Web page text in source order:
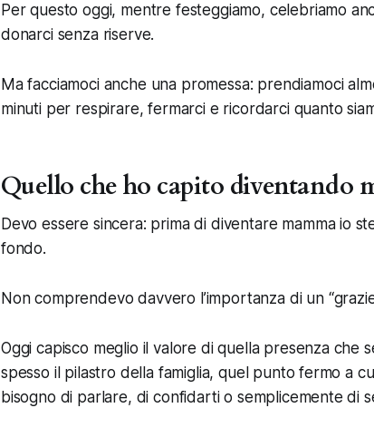
Per questo oggi, mentre festeggiamo, celebriamo
donarci senza riserve.
Ma facciamoci anche una promessa: prendiamoci
minuti per respirare, fermarci e ricordarci quanto
Quello che ho capito diventando
Devo essere sincera: prima di diventare mamma io
fondo.
Non comprendevo davvero l’importanza di un
Oggi capisco meglio il valore di quella presenza che
spesso il pilastro della famiglia, quel punto fermo a
bisogno di parlare, di confidarti o semplicemente di